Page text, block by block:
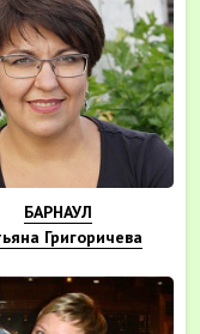
БАРНАУЛ
Григоричева